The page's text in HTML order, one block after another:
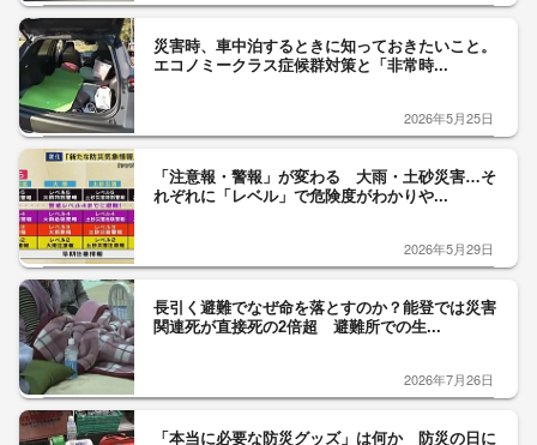
災害時、車中泊するときに知っておきたいこと。
エコノミークラス症候群対策と「非常時...
2026年5月25日
「注意報・警報」が変わる 大雨・土砂災害…そ
れぞれに「レベル」で危険度がわかりや...
2026年5月29日
長引く避難でなぜ命を落とすのか？能登では災害
関連死が直接死の2倍超 避難所での生...
2026年7月26日
「本当に必要な防災グッズ」は何か 防災の日に